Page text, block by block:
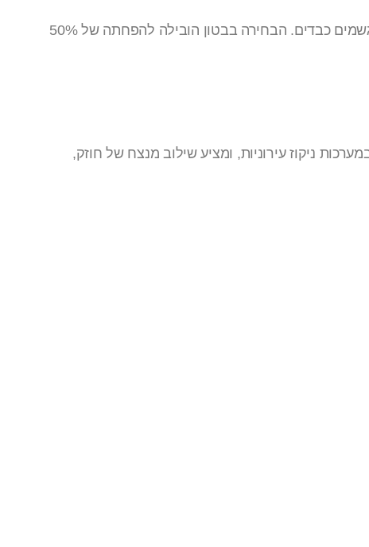
בתוכנית השדרוג של מערכות הניקוז העירוניות בלונדון, הוחלט להשתמש בבטון ליצירת שוחות ניקוז חדשות שיתמודדו עם גשמים כבדים. הבחירה בבטון הובילה להפחתה של 50%
ניקוז עירוניות, ומציע שילוב מנצח של חוזק,